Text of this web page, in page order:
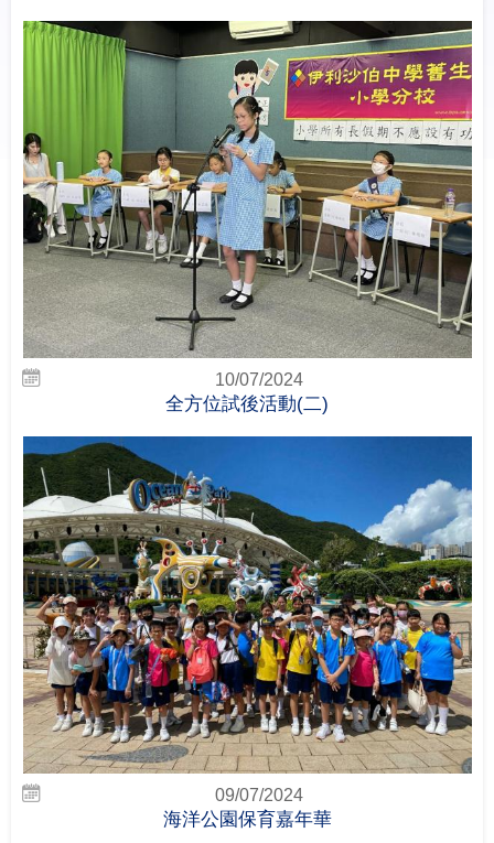
10/07/2024
全方位試後活動(二)
09/07/2024
海洋公園保育嘉年華